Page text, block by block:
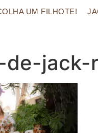
UM FILHOTE!
jack-